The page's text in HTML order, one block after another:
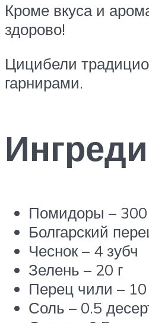
Кроме вкуса и
здорово!
Цицибели
гарнирами.
Помидоры – 300
Болгарский
Чеснок – 4 зубч
Зелень – 20 г
Перец чили – 10
Соль – 0.5